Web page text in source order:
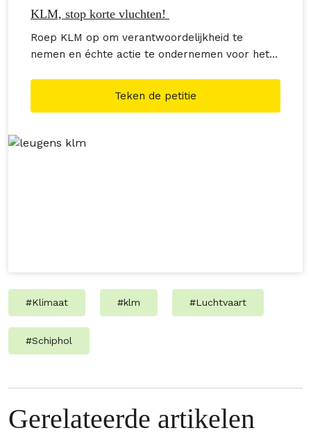
KLM, stop korte vluchten!
Roep KLM op om verantwoordelijkheid te
nemen en échte actie te ondernemen voor het
Teken de petitie
#Klimaat #klm #Luchtvaart
#Schiphol
Gerelateerde artikelen